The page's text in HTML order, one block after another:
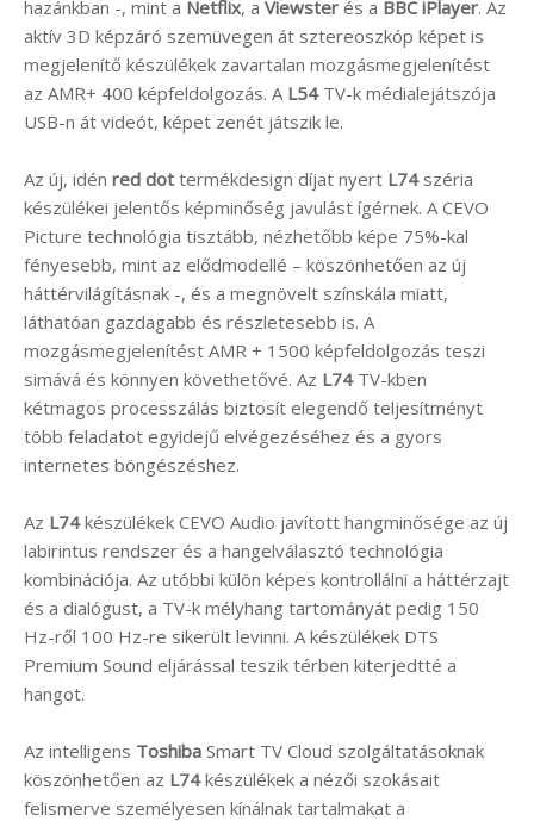
hazánkban -, mint a Netflix, a Viewster és a BBC iPlayer. Az
aktív 3D képzáró szemüvegen át sztereoszkóp képet is
megjelenítő készülékek zavartalan mozgásmegjelenítést
az AMR+ 400 képfeldolgozás. A L54TV-k médialejátszója
USB-n át videót, képet zenét játszik le.
Az új, idén red dot termékdesign díjat nyert L74széria
készülékei jelentős képminőség javulást ígérnek. A CEVO
Picture technológia tisztább, nézhetőbb képe 75%-kal
fényesebb, mint az elődmodellé – köszönhetően az új
háttérvilágításnak -, és a megnövelt színskála miatt,
láthatóan gazdagabb és részletesebb is. A
mozgásmegjelenítést AMR + 1500 képfeldolgozás teszi
simává és könnyen követhetővé. Az L74TV-kben
kétmagos processzálás biztosít elegendő teljesítményt
több feladatot egyidejű elvégezéséhez és a gyors
internetes böngészéshez.
Az L74készülékek CEVO Audio javított hangminősége az új
labirintus rendszer és a hangelválasztó technológia
kombinációja. Az utóbbi külön képes kontrollálni a háttérzajt
és a dialógust, a TV-k mélyhang tartományát pedig 150
Hz-ről 100 Hz-re sikerült levinni. A készülékek DTS
Premium Sound eljárással teszik térben kiterjedtté a
hangot.
Az intelligens Toshiba Smart TV Cloud szolgáltatásoknak
köszönhetően az L74készülékek a nézői szokásait
felismerve személyesen kínálnak tartalmakat a